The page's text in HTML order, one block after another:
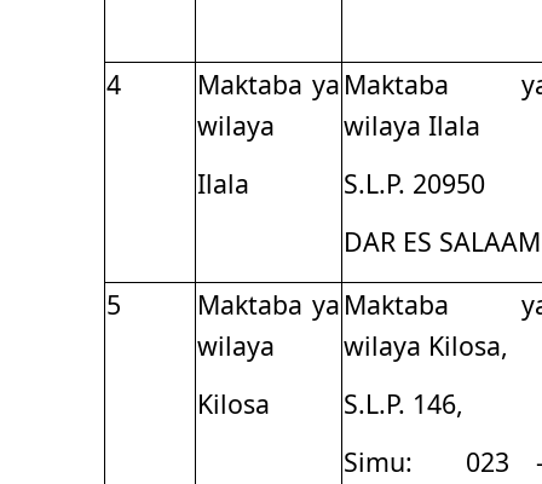
4
Maktaba ya
wilaya
Ilala
Maktaba
wilaya Ilala
S.L.P. 20950
DAR ES SALAAM
5
Maktaba ya
wilaya
Kilosa
Maktaba
wilaya Kilosa,
S.L.P. 146,
Simu: 023